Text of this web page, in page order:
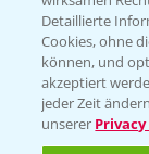
T.+49
KONTAKT
Detaillierte
Cookies, ohne
können, und
akzeptiert
jeder Zeit
unserer